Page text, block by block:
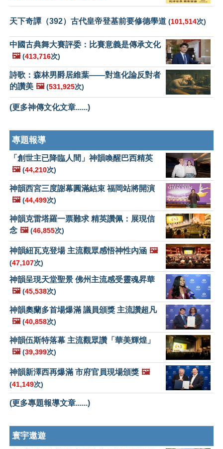
天下奇譚（392）古代皇帝登基前要修德學道 (101,514次)
中國古典舞大賽評委：比賽意義是傳承文化
🖼️ (413,716次)
詩歌：森林男爵居維葉——對進化論反對者
的讚美 🖼️ (531,925次)
(更多神傳文化文章......)
專題報導
「創世主已降臨人間」神韻喚醒巴西精英
🖼️ (44,210次)
神韻西宮三度謝幕圓滿結束 福岡站將開演
🖼️ (44,499次)
神韻克雷塔羅一票難求 精英讚佩：展現信
念 🖼️ (46,855次)
神韻紐瓦克登場 主流觀眾感悟神性內涵 🖼️
(47,107次)
神韻呈現天堂聖景 佛州主流感受靈魂昇華
🖼️ (45,538次)
神韻奧蘭多首場爆滿 議員頒獎 主流讚超凡
🖼️ (40,858次)
神韻伍斯特落幕 主流觀眾讚「華美輝煌」
🖼️ (39,399次)
神韻新澤西再爆滿 市府官員現場頒獎 🖼️
(41,149次)
(更多專題報導文章......)
寰宇遨遊